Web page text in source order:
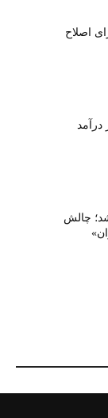
اصلاح
درآمد
چالش